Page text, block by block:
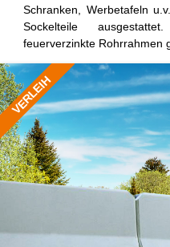
Schranken, Werbetafeln
Sockelteile
feuerverzinkte Rohrrahmen
VERLEIH